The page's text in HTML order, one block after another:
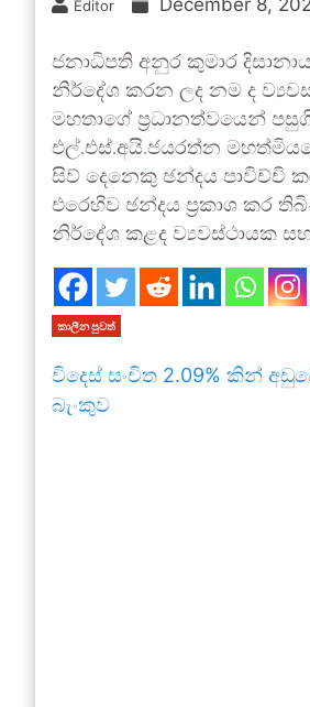
Editor December 8,
ජනාධිපති අනුර කුමාර
නිර්දේශ කරන ලද නම ද
මහතාගේ ප්‍රධානත්වයෙන්
එල්.එස්.අයි.ජයරත්න
සිව් දෙනෙකු ඡන්දය පාවිච්චි
එරෙහිව ඡන්දය ප්‍රකාශ කර
නිර්දේශ කළද ව්‍යවස්ථායක
කාලීන පුවත්
විදෙස් සංචිත 2.09% කින්
බැංකුව